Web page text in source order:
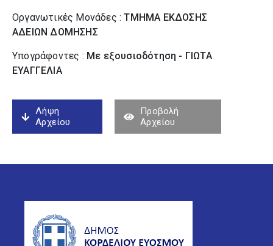
Οργανωτικές Μονάδες :ΤΜΗΜΑ ΕΚΔΟΣΗΣ
ΑΔΕΙΩΝ ΔΟΜΗΣΗΣ
Υπογράφοντες : Με εξουσιοδότηση - ΓΙΩΤΑ
ΕΥΑΓΓΕΛΙΑ
Λήψη
Αρχείου
Προβολή
Αρχείου